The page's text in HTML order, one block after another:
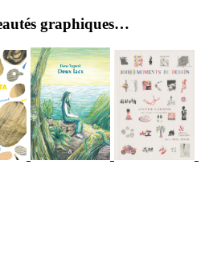
graphiques…